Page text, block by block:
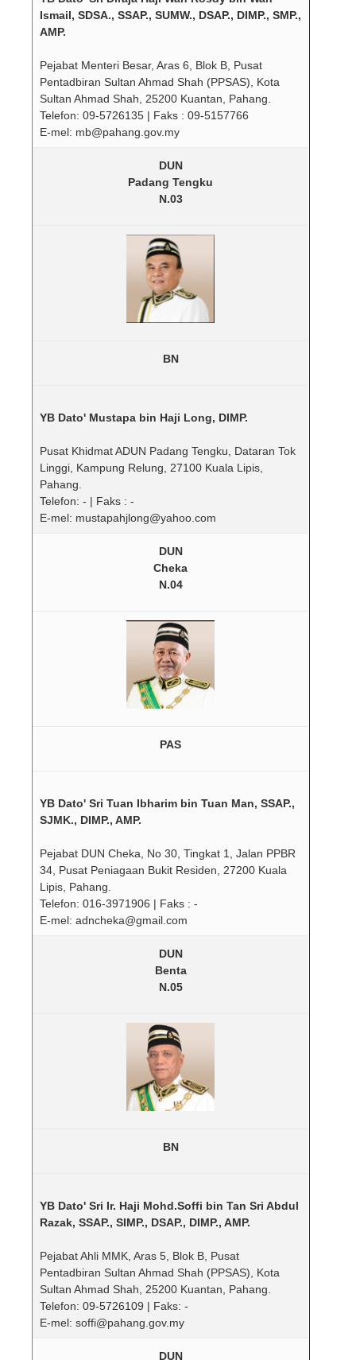
Ismail, SDSA., SSAP., SUMW., DSAP., DIMP., SMP.,
AMP.
Pejabat Menteri Besar, Aras 6, Blok B, Pusat
Pentadbiran Sultan Ahmad Shah (PPSAS), Kota
Sultan Ahmad Shah, 25200 Kuantan, Pahang.
Telefon: 09-5726135 | Faks : 09-5157766
E-mel: mb@pahang.gov.my
DUN
Padang Tengku
N.03
BN
YB Dato' Mustapa bin Haji Long, DIMP.
Pusat Khidmat ADUN Padang Tengku, Dataran Tok
Linggi, Kampung Relung, 27100 Kuala Lipis,
Pahang.
Telefon: - | Faks : -
E-mel: mustapahjlong@yahoo.com
DUN
Cheka
N.04
PAS
YB Dato' Sri Tuan Ibharim bin Tuan Man, SSAP.,
SJMK., DIMP., AMP.
Pejabat DUN Cheka, No 30, Tingkat 1, Jalan PPBR
34, Pusat Peniagaan Bukit Residen, 27200 Kuala
Lipis, Pahang.
Telefon: 016-3971906 | Faks : -
E-mel: adncheka@gmail.com
DUN
Benta
N.05
BN
YB Dato' Sri Ir. Haji Mohd.Soffi bin Tan Sri Abdul
Razak, SSAP., SIMP., DSAP., DIMP., AMP.
Pejabat Ahli MMK, Aras 5, Blok B, Pusat
Pentadbiran Sultan Ahmad Shah (PPSAS), Kota
Sultan Ahmad Shah, 25200 Kuantan, Pahang.
Telefon: 09-5726109 | Faks: -
E-mel: soffi@pahang.gov.my
DUN